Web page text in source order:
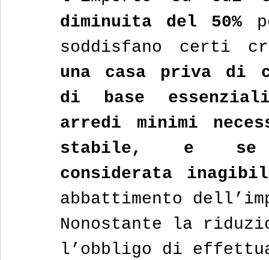
diminuita del 50%
soddisfano certi
una casa priva di
di base
arredi minimi
stabile, e
considerata
abbattimento
Nonostante la
l’obbligo di